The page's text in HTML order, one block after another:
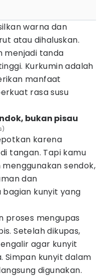
warna dan
atau dihaluskan.
menjadi tanda
Kurkumin adalah
manfaat
rasa susu
bukan pisau
karena
tangan. Tapi kamu
sendok,
dan
kunyit yang
proses mengupas
Setelah dikupas,
agar kunyit
Simpan kunyit dalam
digunakan.